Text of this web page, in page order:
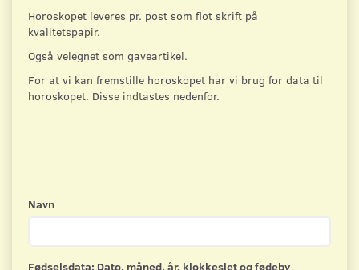
Horoskopet leveres pr. post som flot skrift på
kvalitetspapir.
Også velegnet som gaveartikel.
For at vi kan fremstille horoskopet har vi brug for data til
horoskopet. Disse indtastes nedenfor.
Navn
Fødselsdata: Dato, måned, år, klokkeslet og fødeby